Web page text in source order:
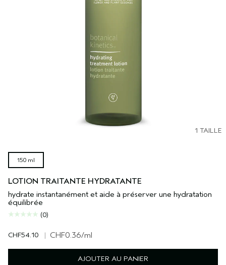
1 TAILLE
150 ml
LOTION TRAITANTE HYDRATANTE
hydrate instantanément et aide à préserver une hydratation
équilibrée
(0)
CHF54.10 | CHF0.36/ml
AJOUTER AU PANIER